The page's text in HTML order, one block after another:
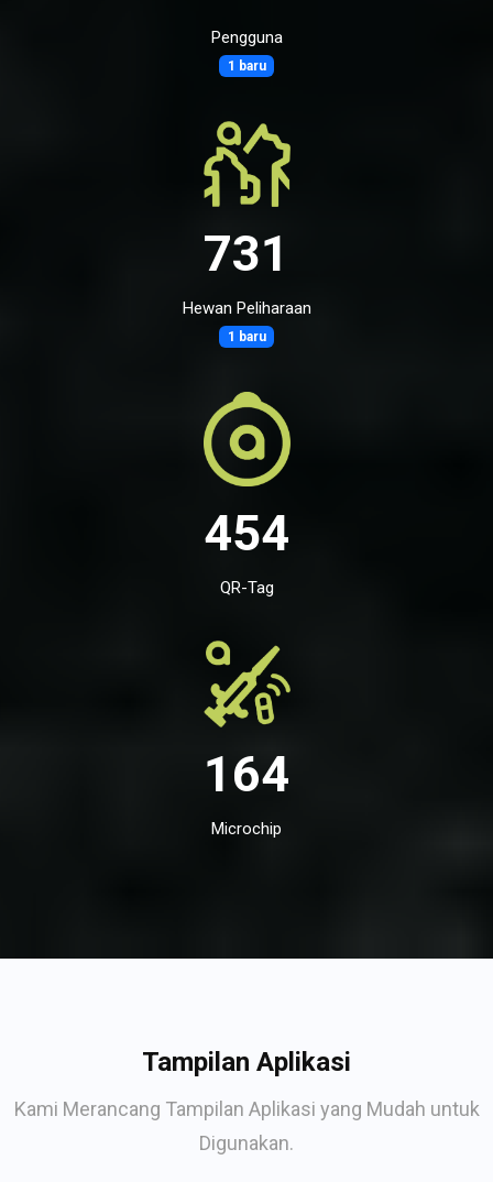
Pengguna
1 baru
731
Hewan Peliharaan
1 baru
454
QR-Tag
164
Microchip
Tampilan Aplikasi
Kami Merancang Tampilan Aplikasi yang Mudah untuk
Digunakan.